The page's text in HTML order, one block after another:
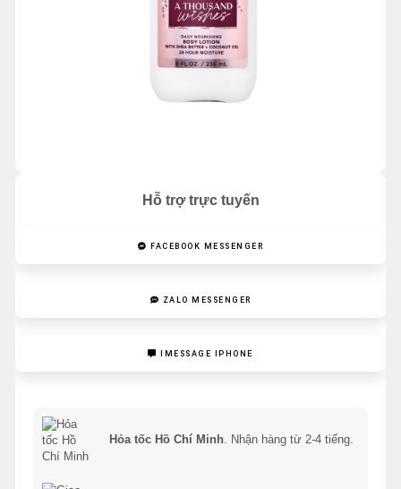
Hỗ trợ trực tuyến
FACEBOOK MESSENGER
ZALO MESSENGER
IMESSAGE IPHONE
Hỏa tốc Hồ Chí Minh. Nhận hàng từ 2-4 tiếng.